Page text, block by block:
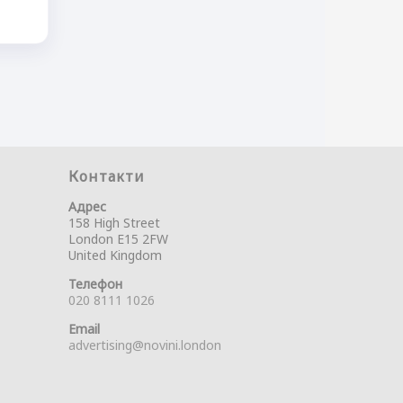
Контакти
Адрес
158 High Street
London E15 2FW
United Kingdom
Телефон
020 8111 1026
Email
advertising@novini.london